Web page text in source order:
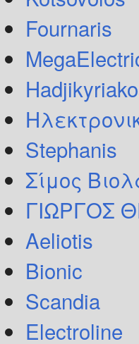
Fournaris
Stephanis
Σίμος
ΓΙΩΡΓΟΣ
Aeliotis
Bionic
Scandia
Electroline